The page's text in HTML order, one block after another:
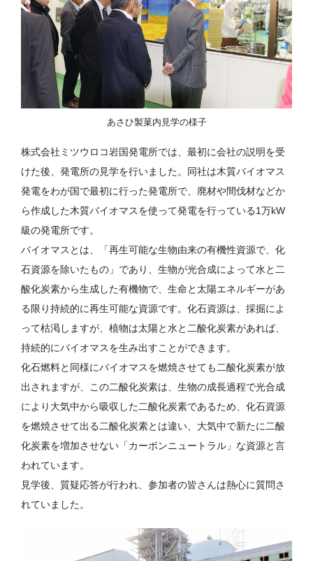
あさひ製菓内見学の様子
株式会社ミツウロコ岩国発電所では、最初に会社の説明を受
けた後、発電所の見学を行いました。同社は木質バイオマス
発電をわが国で最初に行った発電所で、廃材や間伐材などか
ら作成した木質バイオマスを使って発電を行っている1万kW
級の発電所です。
バイオマスとは、「再生可能な生物由来の有機性資源で、化
石資源を除いたもの」であり、生物が光合成によって水と二
酸化炭素から生成した有機物で、生命と太陽エネルギーがあ
る限り持続的に再生可能な資源です。化石資源は、採掘によ
って枯渇しますが、植物は太陽と水と二酸化炭素があれば、
持続的にバイオマスを生み出すことができます。
化石燃料と同様にバイオマスを燃焼させても二酸化炭素が放
出されますが、この二酸化炭素は、生物の成長過程で光合成
により大気中から吸収した二酸化炭素であるため、化石資源
を燃焼させて出る二酸化炭素とは違い、大気中で新たに二酸
化炭素を増加させない「カーボンニュートラル」な資源と言
われています。
見学後、質疑応答が行われ、参加者の皆さんは熱心に質問さ
れていました。